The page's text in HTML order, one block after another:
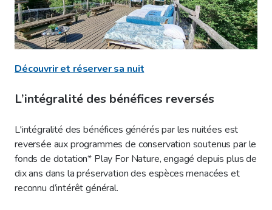
Découvrir et réserver sa nuit
L’intégralité des bénéfices reversés
L'intégralité des bénéfices générés par les nuitées est
reversée aux programmes de conservation soutenus par le
fonds de dotation* Play For Nature, engagé depuis plus de
dix ans dans la préservation des espèces menacées et
reconnu d’intérêt général.